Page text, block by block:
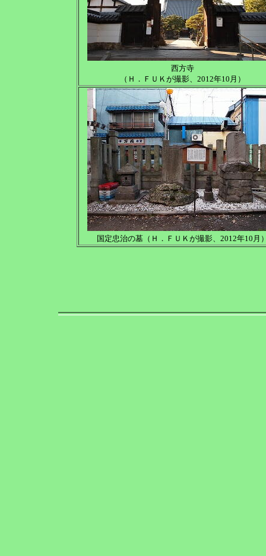
西方寺
（Ｈ．ＦＵＫが撮影、2012年10月）
国定忠治の墓（Ｈ．ＦＵＫが撮影、2012年10月